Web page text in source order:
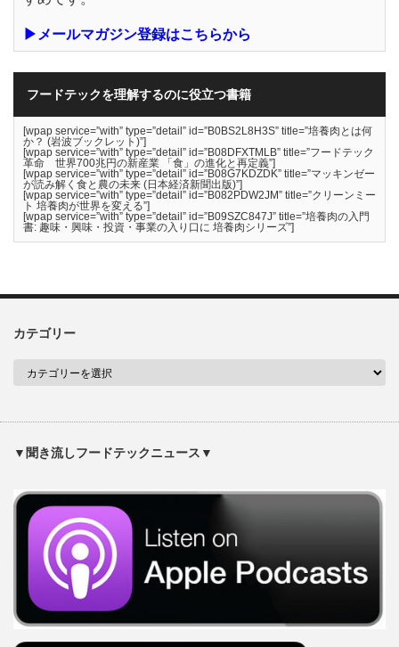
▶メールマガジン登録はこちらから
フードテックを理解するのに役立つ書籍
[wpap service=”with” type=”detail” id=”B0BS2L8H3S” title=”培養肉とは何
か？ (岩波ブックレット)”]
[wpap service=”with” type=”detail” id=”B08DFXTMLB” title=”フードテック
革命 世界700兆円の新産業 「食」の進化と再定義”]
[wpap service=”with” type=”detail” id=”B08G7KDZDK” title=”マッキンゼー
が読み解く食と農の未来 (日本経済新聞出版)”]
[wpap service=”with” type=”detail” id=”B082PDW2JM” title=”クリーンミー
ト 培養肉が世界を変える”]
[wpap service=”with” type=”detail” id=”B09SZC847J” title=”培養肉の入門
書: 趣味・興味・投資・事業の入り口に 培養肉シリーズ”]
カテゴリー
▼聞き流しフードテックニュース▼